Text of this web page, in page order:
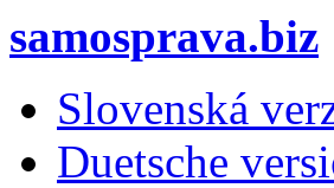
samosprava.biz
Slovenská
Duetsche